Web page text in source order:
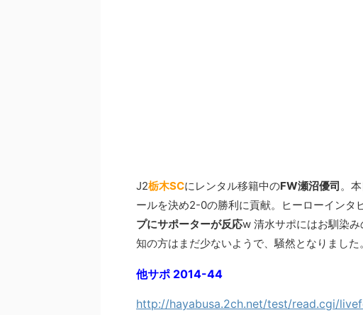
J2栃木SCにレンタル移籍中のFW瀬沼優司。
ールを決め2-0の勝利に貢献。ヒーローインタ
プにサポーターが反応w 清水サポにはお馴染
知の方はまだ少ないようで、騒然となりました。
他サポ 2014-44
http://hayabusa.2ch.net/test/read.cgi/